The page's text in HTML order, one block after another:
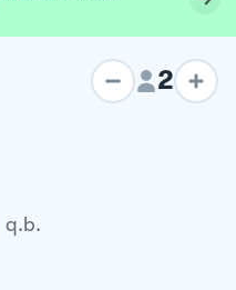
2
q.b.